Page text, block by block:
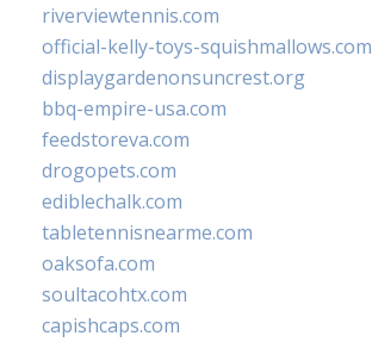
riverviewtennis.com
official-kelly-toys-squishmallows.com
displaygardenonsuncrest.org
bbq-empire-usa.com
feedstoreva.com
drogopets.com
ediblechalk.com
tabletennisnearme.com
oaksofa.com
soultacohtx.com
capishcaps.com